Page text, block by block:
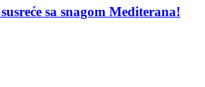
sa snagom Mediterana!